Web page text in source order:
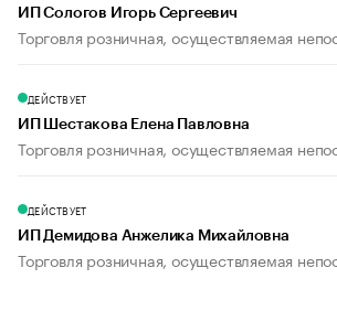
ИП Сологов Игорь Сергеевич
Торговля розничная, осуществляемая
ДЕЙСТВУЕТ
ИП Шестакова Елена Павловна
Торговля розничная, осуществляемая
ДЕЙСТВУЕТ
ИП Демидова Анжелика Михайловна
Торговля розничная, осуществляемая